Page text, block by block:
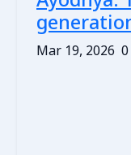
Mar 19, 2026 0